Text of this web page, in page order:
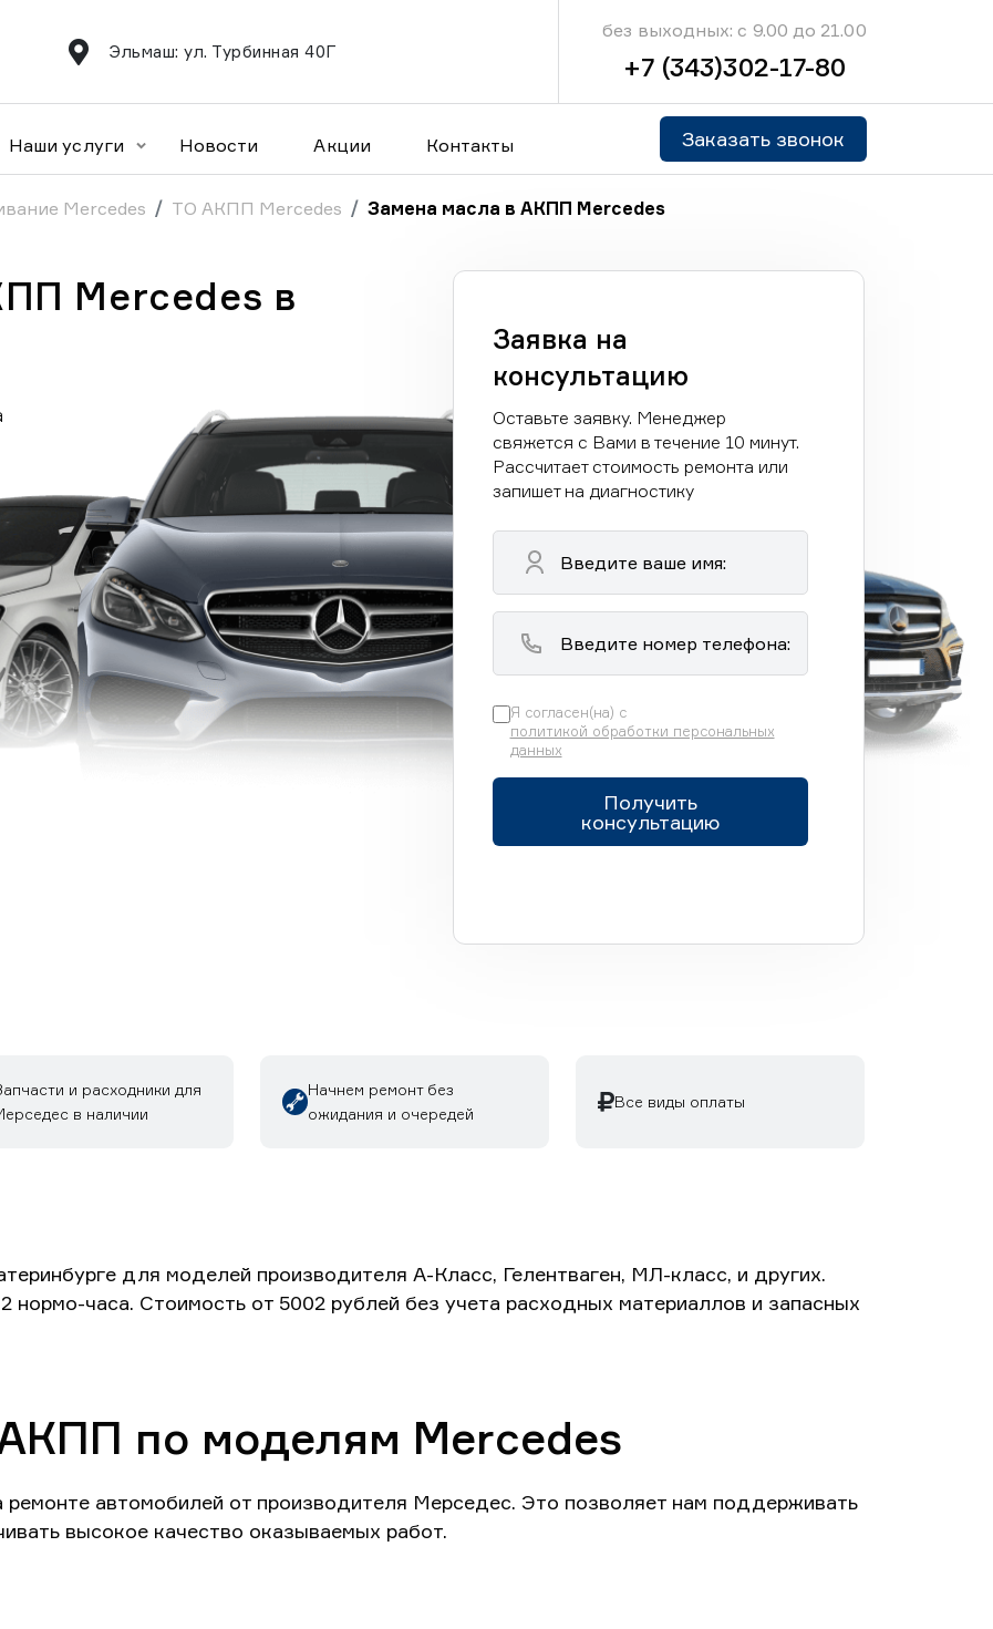
Эльмаш: ул. Турбинная 40Г
без выходных: с 9.00 до 21.00
+7 (343)302-17-80
Наши услуги Новости Акции Контакты Заказать звонок
Mercedes ТО АКПП Mercedes Замена масла в АКПП Mercedes
Mercedes в
Заявка на
консультацию
Оставьте заявку. Менеджер
свяжется с Вами в течение 10 минут.
Рассчитает стоимость ремонта или
запишет на диагностику
Я согласен(на) с
политикой обработки персональных
данных
Получить
консультацию
и расходники для
в наличии
Начнем ремонт без
ожидания и очередей
Все виды оплаты
для моделей производителя А-Класс, Гелентваген, МЛ-класс, и других.
нормо-часа. Стоимость от 5002 рублей без учета расходных материаллов и запасных
по моделям Mercedes
ремонте автомобилей от производителя Мерседес. Это позволяет нам поддерживать
высокое качество оказываемых работ.